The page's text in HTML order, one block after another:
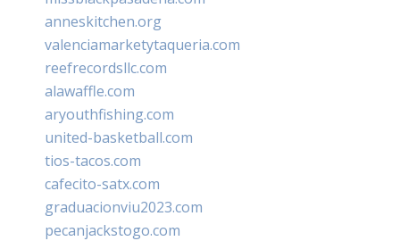
anneskitchen.org
valenciamarketytaqueria.com
reefrecordsllc.com
alawaffle.com
aryouthfishing.com
united-basketball.com
tios-tacos.com
cafecito-satx.com
graduacionviu2023.com
pecanjackstogo.com